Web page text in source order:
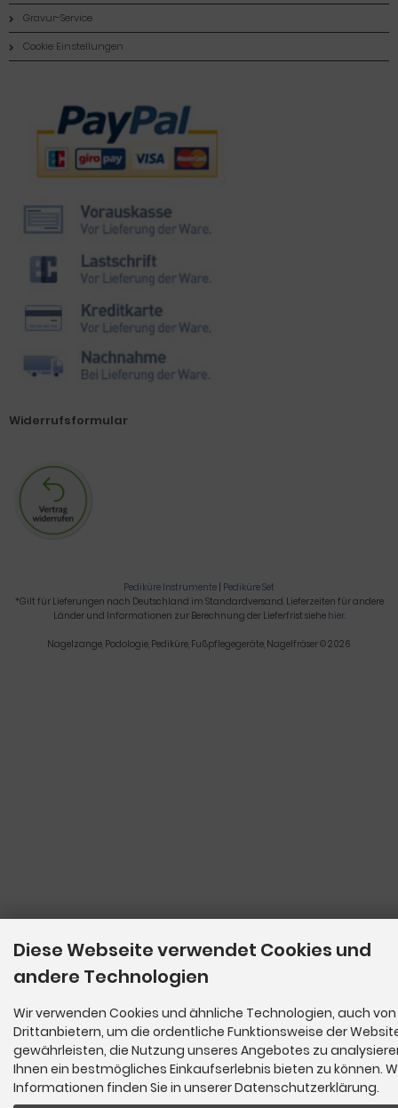
Gravur-Service
Cookie Einstellungen
Zahlungsmethoden
Widerrufsformular
Pediküre Instrumente | Pediküre Set
*Gilt für Lieferungen nach Deutschland im Standardversand. Lieferzeiten für andere
Länder und Informationen zur Berechnung der Lieferfrist siehe hier.
Nagelzange, Podologie, Pediküre, Fußpflegegeräte, Nagelfräser © 2026
Diese Webseite verwendet Cookies und
andere Technologien
Wir verwenden Cookies und ähnliche Technologien, auch von
Drittanbietern, um die ordentliche Funktionsweise der
gewährleisten, die Nutzung unseres Angebotes zu
Ihnen ein bestmögliches Einkaufserlebnis bieten zu können.
Informationen finden Sie in unserer Datenschutzerklärung.